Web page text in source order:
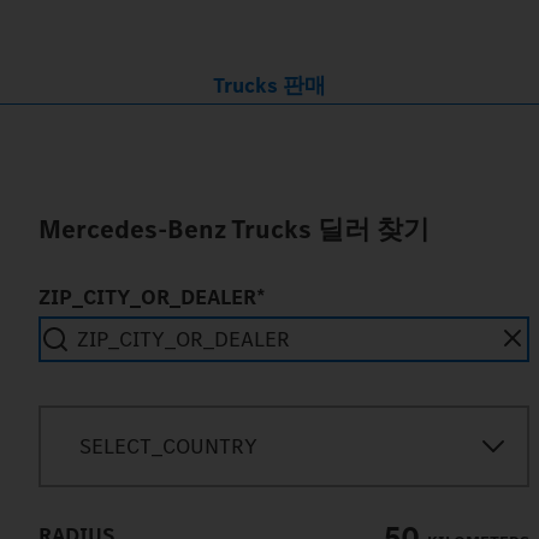
Trucks 판매
Mercedes-Benz Trucks 딜러 찾기
ZIP_CITY_OR_DEALER*
SELECT_COUNTRY